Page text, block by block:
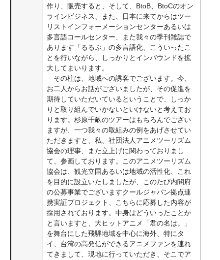
作り、販売すると、そして、BtoB、BtoCのオン
ラインビジネス、また、日本に来てからはツー
リストインフォーメーションセンターあるいは
多言語コールセンター、また我々の季刊雑誌で
あります「るるぶ」の多言語化、こういったこ
とを行いながら、しっかりとインバウンドを拡
大してまいります。
その柱は、地域への誘客でございます。今、
お二人からお話がございましたが、その促進を
期待していただいているということで、しっか
りと取り組んでいかないといけないと考えてお
ります。杉原千畝のツアーはもちろんでござい
ますが、一つ我々の取組みの例をあげさせてい
ただきますと、私、社団法人アニメツーリズム
協会の理事、また立上げに関わっておりまし
て、参画しております。このアニメツーリズム
協会は、観光立国あるいは地域の活性化、これ
を目的に設立いたしましたが、このたび内閣府
の公募事業でございますクールジャパン拠点連
携実証プロジェクト、こちらに応募した内容が
採用されております。中身はどういったことか
と言いますと、大ヒットアニメ「君の名は。」
を舞台にした飛騨地域を中心に海外、特にタ
イ、台湾の高発信ができるアニメファンを連れ
てきまして、現地に行っていただき、そこでア